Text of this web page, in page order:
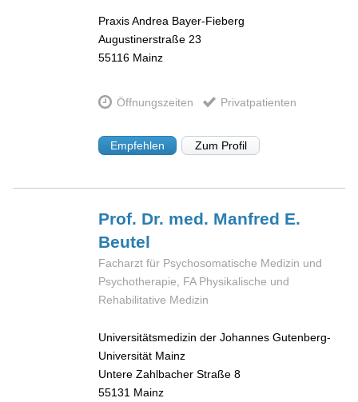
Praxis Andrea Bayer-Fieberg
Augustinerstraße 23
55116 Mainz
Öffnungszeiten Privatpatienten
Empfehlen Zum Profil
Prof. Dr. med. Manfred E.
Beutel
Facharzt für Psychosomatische Medizin und
Psychotherapie, FA Physikalische und
Rehabilitative Medizin
Universitätsmedizin der Johannes Gutenberg-
Universität Mainz
Untere Zahlbacher Straße 8
55131 Mainz